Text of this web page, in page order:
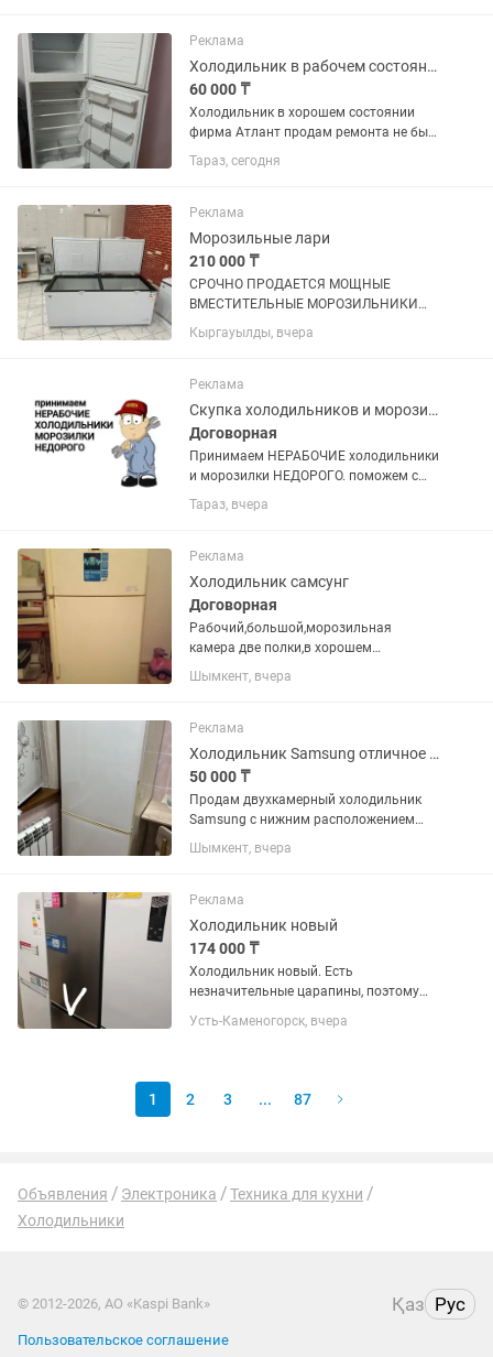
Реклама
Холодильник в рабочем состоянии
60 000 ₸
Холодильник в хорошем состоянии
фирма Атлант продам ремонта не был
всё работает торг на месте
Тараз, сегодня
Реклама
Морозильные лари
210 000 ₸
СРОЧНО ПРОДАЕТСЯ МОЩНЫЕ
ВМЕСТИТЕЛЬНЫЕ МОРОЗИЛЬНИКИ
ОБЪЕМ 600 л, покупали по 320.000 тг
продаем срочно по 210.000 тг,
упустите такие вкусные цены !
Кыргауылды, вчера
Реклама
Скупка холодильников и морозилок
Договорная
Принимаем НЕРАБОЧИЕ холодильники
и морозилки НЕДОРОГО. поможем с
утилизацией и выноса с этажей старой
техники.
Тараз, вчера
Реклама
Холодильник самсунг
Договорная
Рабочий,большой,морозильная
камера две полки,в хорошем
состоянии
Шымкент, вчера
Реклама
Холодильник Samsung отличное состояние
50 000 ₸
Продам двухкамерный холодильник
Samsung с нижним расположением
морозильной камеры. Холодильник
полностью исправен, в отличном
состоянии. Работает стабильно,
хорошо...
Шымкент, вчера
Реклама
Холодильник новый
174 000 ₸
Холодильник новый. Есть
незначительные царапины, поэтому
Усть-Каменогорск, вчера
1 2 3 ... 87
Объявления Электроника
Техника для кухни
Холодильники
© 2012-2026, АО «Kaspi Bank» Қаз Рус
Пользовательское соглашение